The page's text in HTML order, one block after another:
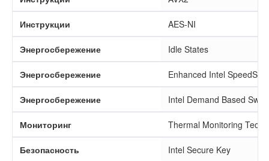
Инструкции AES-NI
Энергосбережение Idle States
Энергосбережение Enhanced Intel SpeedStep
Энергосбережение Intel Demand Based
Мониторинг Thermal Monitoring
Безопасность Intel Secure Key